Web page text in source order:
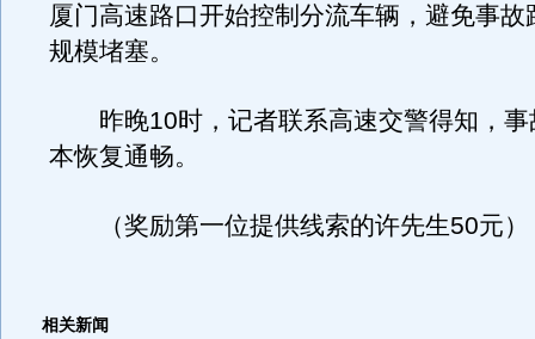
厦门高速路口开始控制分流车辆，避免事故
规模堵塞。
昨晚10时，记者联系高速交警得知，事
本恢复通畅。
（奖励第一位提供线索的许先生50元）
相关新闻